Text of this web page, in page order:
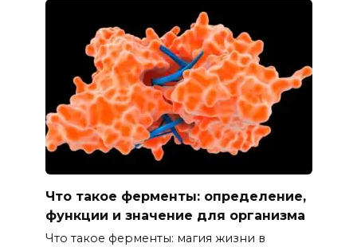
Что такое ферменты: определение,
функции и значение для организма
Что такое ферменты: магия жизни в